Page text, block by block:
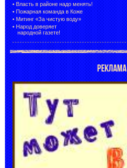
• Власть в районе надо менять!
• Пожарная команда в Коже
• Митинг «За чистую воду»
• Народ доверяет
народной газете!
РЕКЛАМА